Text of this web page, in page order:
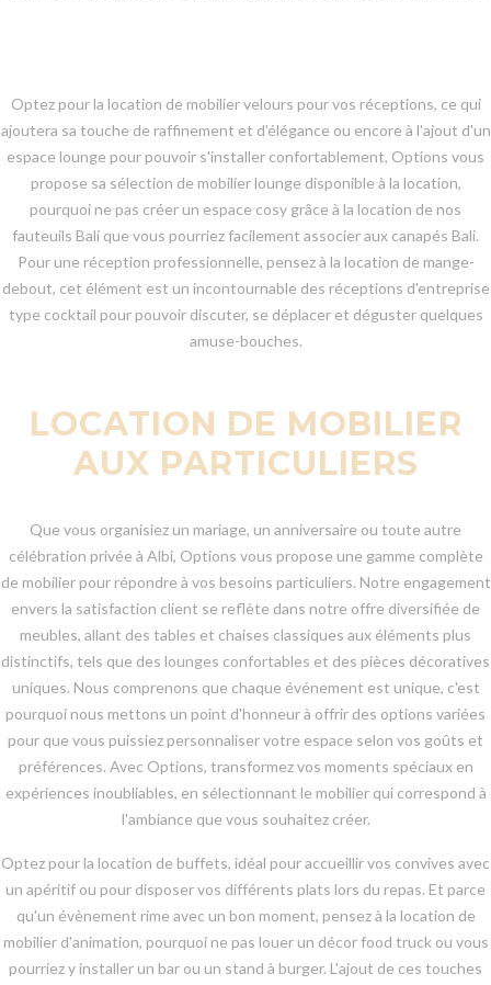
Optez pour la location de mobilier velours pour vos réceptions, ce qui
ajoutera sa touche de raffinement et d'élégance ou encore à l'ajout d'un
espace lounge pour pouvoir s'installer confortablement, Options vous
propose sa sélection de mobilier lounge disponible à la location,
pourquoi ne pas créer un espace cosy grâce à la location de nos
fauteuils Bali que vous pourriez facilement associer aux canapés Bali.
Pour une réception professionnelle, pensez à la location de mange-
debout, cet élément est un incontournable des réceptions d'entreprise
type cocktail pour pouvoir discuter, se déplacer et déguster quelques
amuse-bouches.
LOCATION DE MOBILIER
AUX PARTICULIERS
Que vous organisiez un mariage, un anniversaire ou toute autre
célébration privée à Albi, Options vous propose une gamme complète
de mobilier pour répondre à vos besoins particuliers. Notre engagement
envers la satisfaction client se reflète dans notre offre diversifiée de
meubles, allant des tables et chaises classiques aux éléments plus
distinctifs, tels que des lounges confortables et des pièces décoratives
uniques. Nous comprenons que chaque événement est unique, c'est
pourquoi nous mettons un point d'honneur à offrir des options variées
pour que vous puissiez personnaliser votre espace selon vos goûts et
préférences. Avec Options, transformez vos moments spéciaux en
expériences inoubliables, en sélectionnant le mobilier qui correspond à
l'ambiance que vous souhaitez créer.
Optez pour la location de buffets, idéal pour accueillir vos convives avec
un apéritif ou pour disposer vos différents plats lors du repas. Et parce
qu'un évènement rime avec un bon moment, pensez à la location de
mobilier d'animation, pourquoi ne pas louer un décor food truck ou vous
pourriez y installer un bar ou un stand à burger. L'ajout de ces touches